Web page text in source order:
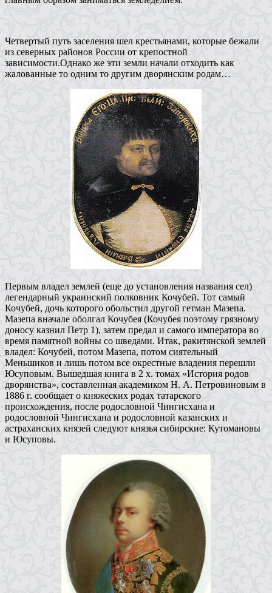
Четвертый путь заселения шел крестьянами, которые бежали
из северных районов России от крепостной
зависимости.Однако же эти земли начали отходить как
жалованные то одним то другим дворянским родам…
Первым владел землей (еще до установления названия сел)
легендарный украинский полковник Кочубей. Тот самый
Кочубей, дочь которого обольстил другой гетман Мазепа.
Мазепа вначале оболгал Кочубея (Кочубея поэтому грязному
доносу казнил Петр 1), затем предал и самого императора во
время памятной войны со шведами. Итак, ракитянской землей
владел: Кочубей, потом Мазепа, потом сиятельный
Меньшиков и лишь потом все окрестные владения перешли
Юсуповым. Вышедшая книга в 2 х. томах «История родов
дворянства», составленная академиком Н. А. Петровиновым в
1886 г. сообщает о княжеских родах татарского
происхождения, после родословной Чингисхана и
родословной Чингисхана и родословной казанских и
астраханских князей следуют князья сибирские: Кутомановы
и Юсуповы.